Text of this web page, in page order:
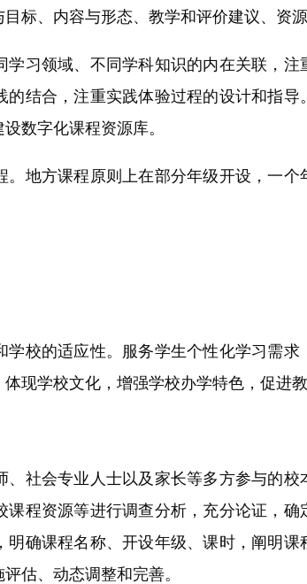
、内容与形态、教学和评价建议、资源
领域、不同学科知识的内在关联，注
的结合，注重实践体验过程的设计和指
数字化课程资源库。
方课程原则上在部分年级开设，一个
的适应性。服务学生个性化学习需求
现学校文化，增强学校办学特色，促进教
会专业人士以及家长等多方参与的校
程资源等进行调查分析，充分论证，
确课程名称、开设年级、课时，阐明
估、动态调整和完善。